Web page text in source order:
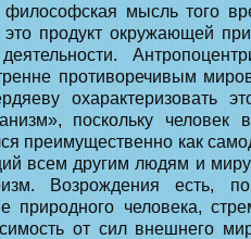
мысль того
это продукт окружающей
противоречивым
охарактеризовать
поскольку человек
преимущественно как
всем другим людям и миру
Возрождения есть,
природного человека,
от сил внешнего